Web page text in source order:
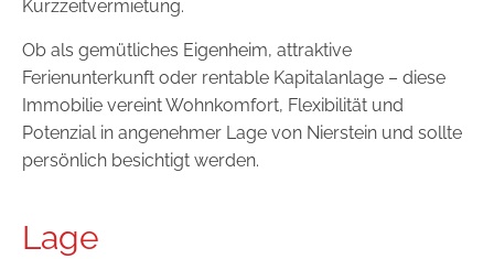
Kurzzeitvermietung.
Ob als gemütliches Eigenheim, attraktive
Ferienunterkunft oder rentable Kapitalanlage – diese
Immobilie vereint Wohnkomfort, Flexibilität und
Potenzial in angenehmer Lage von Nierstein und sollte
persönlich besichtigt werden.
Lage